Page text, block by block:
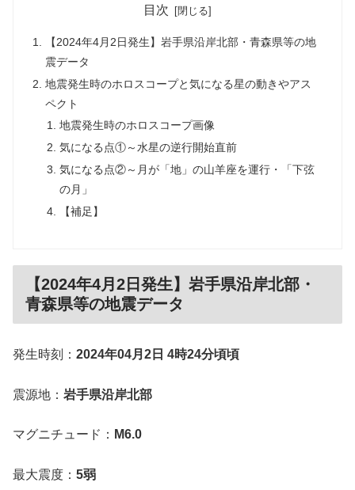
目次
【2024年4月2日発生】岩手県沿岸北部・青森県等の地
震データ
地震発生時のホロスコープと気になる星の動きやアス
ペクト
地震発生時のホロスコープ画像
気になる点①～水星の逆行開始直前
気になる点②～月が「地」の山羊座を運行・「下弦
の月」
【補足】
【2024年4月2日発生】岩手県沿岸北部・
青森県等の地震データ
発生時刻： 2024年04月2日 4時24分頃頃
震源地： 岩手県沿岸北部
マグニチュード： M6.0
最大震度： 5弱